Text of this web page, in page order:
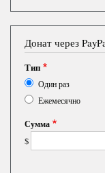
Донат через
Тип
Один раз
Ежемесячно
Сумма
$